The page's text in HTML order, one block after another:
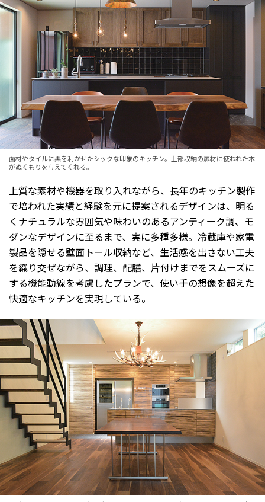
面材やタイルに黒を利かせたシックな印象のキッチン。上部収納の扉材に使われた木
がぬくもりを与えてくれる。
上質な素材や機器を取り入れながら、長年のキッチン製作
で培われた実績と経験を元に提案されるデザインは、明る
くナチュラルな雰囲気や味わいのあるアンティーク調、モ
ダンなデザインに至るまで、実に多種多様。冷蔵庫や家電
製品を隠せる壁面トール収納など、生活感を出さない工夫
を織り交ぜながら、調理、配膳、片付けまでをスムーズに
する機能動線を考慮したプランで、使い手の想像を超えた
快適なキッチンを実現している。